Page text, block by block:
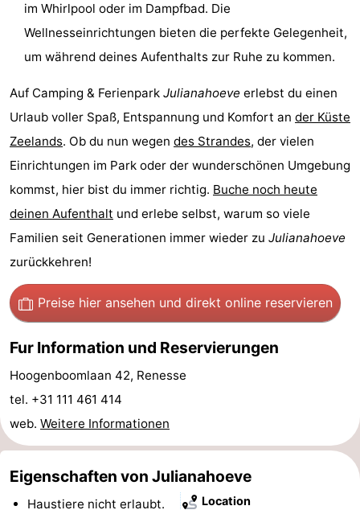
Sportangeln
und
Veranstaltungen
Forum
-
Parken
Reisebuchshop
Medizin
Adressen
Region
Südholland
-
Leiden
Bollenstreek
im Whirlpool oder im Dampfbad. Die
Wellnesseinrichtungen bieten die perfekte Gelegenheit,
um während deines Aufenthalts zur Ruhe zu kommen.
Auf Camping & Ferienpark Julianahoeve erlebst du einen
Urlaub voller Spaß, Entspannung und Komfort an der Küste
Zeelands. Ob du nun wegen des Strandes, der vielen
Einrichtungen im Park oder der wunderschönen Umgebung
kommst, hier bist du immer richtig. Buche noch heute
deinen Aufenthalt und erlebe selbst, warum so viele
Familien seit Generationen immer wieder zu Julianahoeve
zurückkehren!
Preise hier ansehen und direkt online reservieren
Fur Information und Reservierungen
Hoogenboomlaan 42, Renesse
tel. +31 111 461 414
web. Weitere Informationen
Eigenschaften von Julianahoeve
Haustiere nicht erlaubt. Location